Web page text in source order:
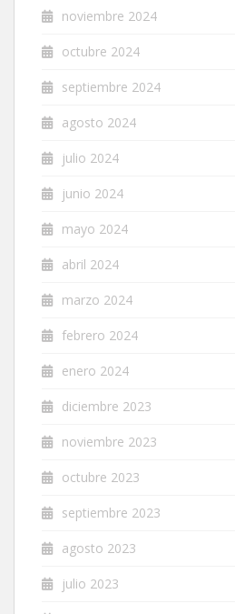
noviembre 2024
octubre 2024
septiembre 2024
agosto 2024
julio 2024
junio 2024
mayo 2024
abril 2024
marzo 2024
febrero 2024
enero 2024
diciembre 2023
noviembre 2023
octubre 2023
septiembre 2023
agosto 2023
julio 2023